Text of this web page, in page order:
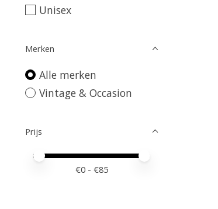
Unisex
Merken
Alle merken
Vintage & Occasion
Prijs
Minimale prijswaarde
Price maximum value
€0 - €85